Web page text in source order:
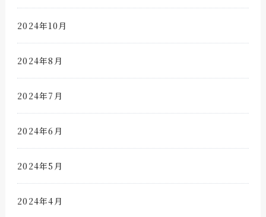
2024年10月
2024年8月
2024年7月
2024年6月
2024年5月
2024年4月